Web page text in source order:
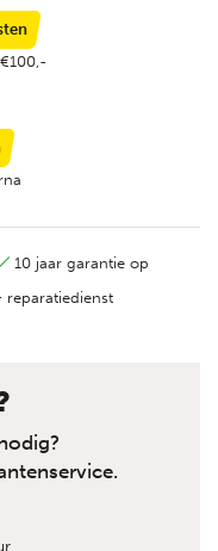
10 jaar garantie op
reparatiedienst